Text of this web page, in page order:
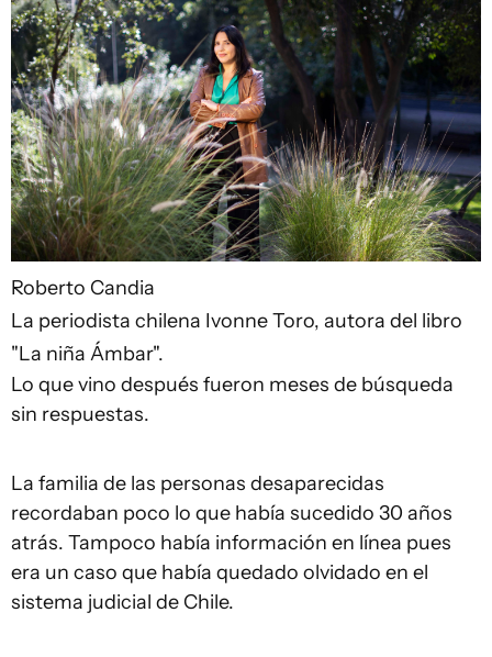
Roberto Candia
La periodista chilena Ivonne Toro, autora del libro
"La niña Ámbar".
Lo que vino después fueron meses de búsqueda
sin respuestas.
La familia de las personas desaparecidas
recordaban poco lo que había sucedido 30 años
atrás. Tampoco había información en línea pues
era un caso que había quedado olvidado en el
sistema judicial de Chile.